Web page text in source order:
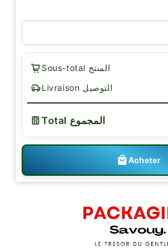
Sous-total المنتج
Livraison التوصيل
Total المجموع
Acheter